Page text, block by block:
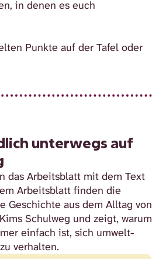
in denen es euch
Punkte auf der Tafel oder
unterwegs auf
das Arbeitsblatt mit dem Text
Arbeitsblatt finden die
Geschichte aus dem Alltag von
Schulweg und zeigt, warum
einfach ist, sich umwelt-
verhalten.